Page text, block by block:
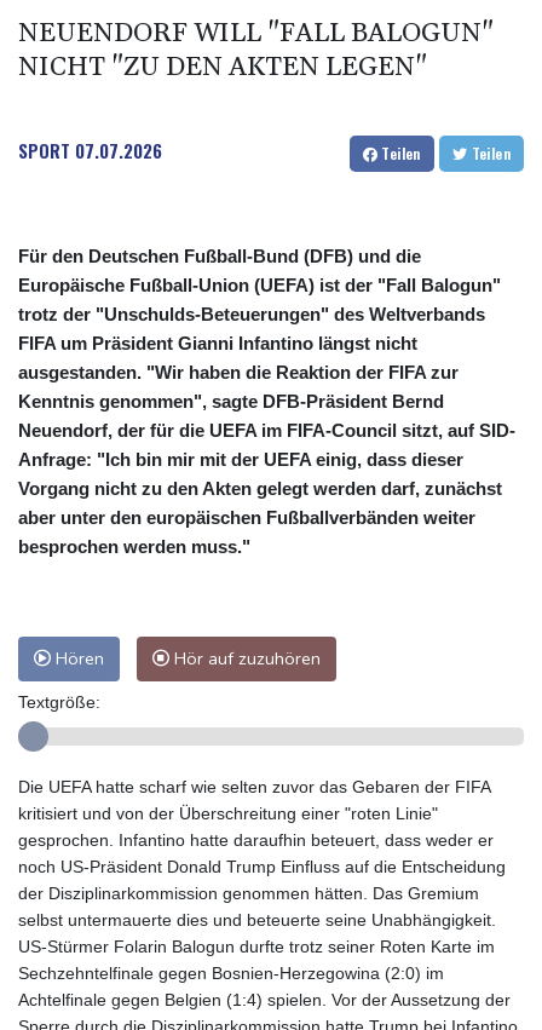
UEFA hält an FIFA-Boykott fest - CAF hält zu Infantino
Jemen: 38 Soldaten bei Huthi-Angriffen getötet - Regierung
Mindestens zwei Tote bei Bombenexplosion in Kleinbus nahe
NEUENDORF WILL "FALL BALOGUN"
NICHT "ZU DEN AKTEN LEGEN"
SPORT 07.07.2026 Teilen Teilen
Für den Deutschen Fußball-Bund (DFB) und die
Europäische Fußball-Union (UEFA) ist der "Fall Balogun"
trotz der "Unschulds-Beteuerungen" des Weltverbands
FIFA um Präsident Gianni Infantino längst nicht
ausgestanden. "Wir haben die Reaktion der FIFA zur
Kenntnis genommen", sagte DFB-Präsident Bernd
Neuendorf, der für die UEFA im FIFA-Council sitzt, auf SID-
Anfrage: "Ich bin mir mit der UEFA einig, dass dieser
Vorgang nicht zu den Akten gelegt werden darf, zunächst
aber unter den europäischen Fußballverbänden weiter
besprochen werden muss."
Hören Hör auf zuzuhören
Textgröße:
Die UEFA hatte scharf wie selten zuvor das Gebaren der FIFA
kritisiert und von der Überschreitung einer "roten Linie"
gesprochen. Infantino hatte daraufhin beteuert, dass weder er
noch US-Präsident Donald Trump Einfluss auf die Entscheidung
der Disziplinarkommission genommen hätten. Das Gremium
selbst untermauerte dies und beteuerte seine Unabhängigkeit.
US-Stürmer Folarin Balogun durfte trotz seiner Roten Karte im
Sechzehntelfinale gegen Bosnien-Herzegowina (2:0) im
Achtelfinale gegen Belgien (1:4) spielen. Vor der Aussetzung der